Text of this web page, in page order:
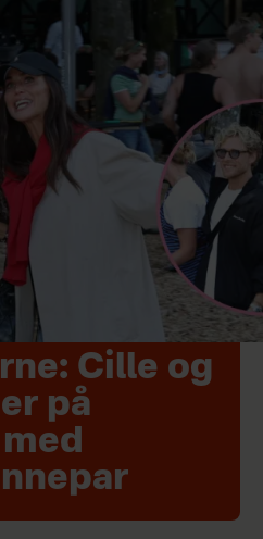
Cille og
på